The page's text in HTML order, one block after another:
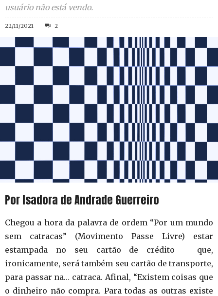
usuário não está vendo.
22/11/2021 2
Por Isadora de Andrade Guerreiro
Chegou a hora da palavra de ordem “Por um mundo
sem catracas” (Movimento Passe Livre) estar
estampada no seu cartão de crédito – que,
ironicamente, será também seu cartão de transporte,
para passar na… catraca. Afinal, “Existem coisas que
o dinheiro não compra. Para todas as outras existe